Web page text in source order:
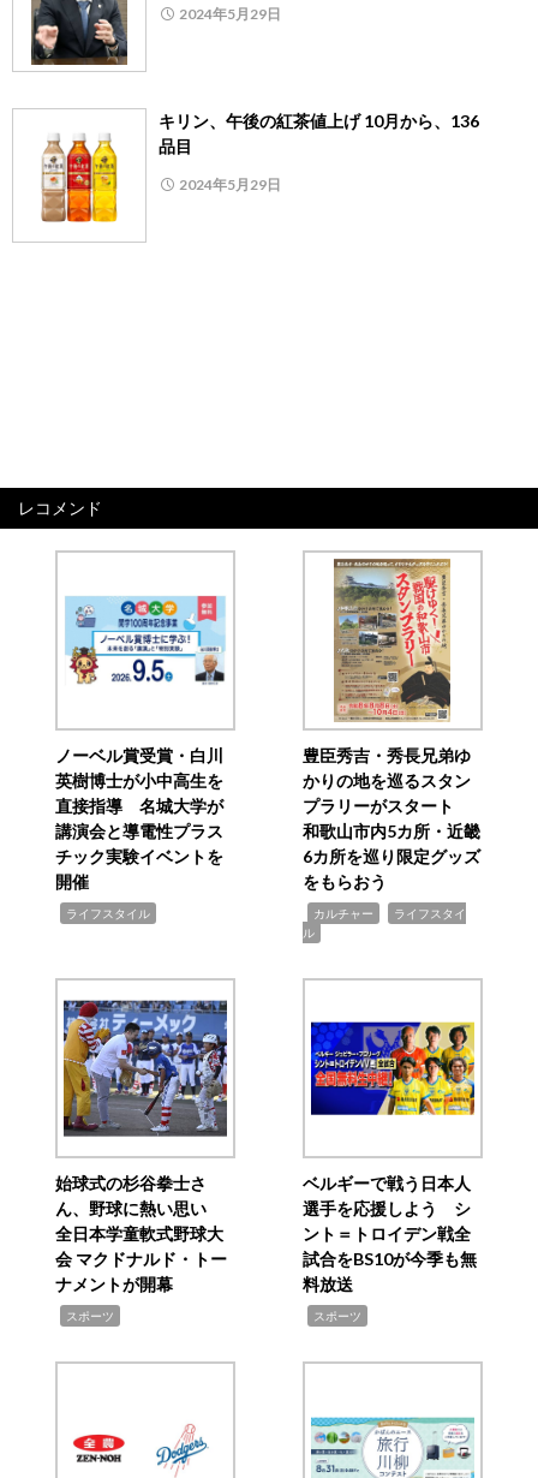
2024年5月29日
キリン、午後の紅茶値上げ 10月から、136
品目
2024年5月29日
レコメンド
ノーベル賞受賞・白川
英樹博士が小中高生を
直接指導 名城大学が
講演会と導電性プラス
チック実験イベントを
開催
ライフスタイル
豊臣秀吉・秀長兄弟ゆ
かりの地を巡るスタン
プラリーがスタート
和歌山市内5カ所・近畿
6カ所を巡り限定グッズ
をもらおう
カルチャー
ライフスタイ
ル
始球式の杉谷拳士さ
ん、野球に熱い思い
全日本学童軟式野球大
会 マクドナルド・トー
ナメントが開幕
スポーツ
ベルギーで戦う日本人
選手を応援しよう シ
ント＝トロイデン戦全
試合をBS10が今季も無
料放送
スポーツ